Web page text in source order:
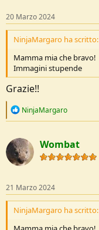
s
:
20 Marzo 2024
NinjaMargaro ha scritto:
Mamma mia che bravo!
Immagini stupende
Grazie!!
R
c
t
i
o
s
:
NinjaMargaro
Wombat
21 Marzo 2024
NinjaMargaro ha scritto: